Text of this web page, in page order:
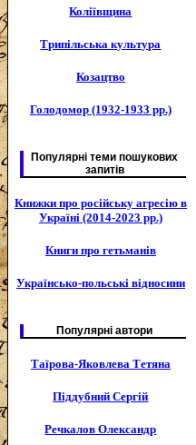
Коліївщина
Трипільська культура
Козацтво
Голодомор (1932-1933 рр.)
Популярні теми пошукових
запитів
Книжки про російську агресію в
Україні (2014-2023 рр.)
Книги про гетьманів
Українсько-польські відносини
Популярні автори
Таїрова-Яковлева Тетяна
Піддубний Сергій
Речкалов Олександр